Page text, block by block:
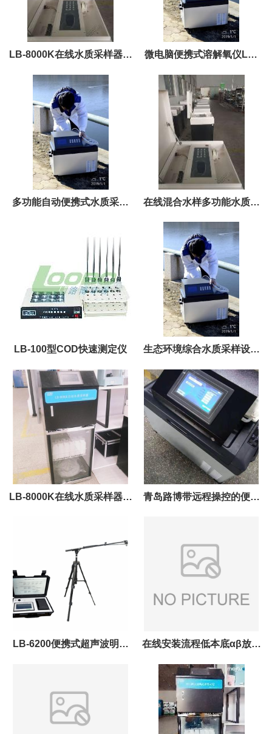
LB-8000K在线水质采样器比
较多次后还是选它
微电脑便携式溶解氧仪LB-
RJY-1A
多功能自动便携式水质采样 在线混合水样多功能水质采
样器直供
LB-100型COD快速测定仪 生态环境综合水质采样设备
LB-8001D水质采样器
LB-8000K在线水质采样器升 青岛路博带远程操控的便携
LB-6200便携式超声波明渠
户携带
在线安装流程低本底αβ放射
性测量仪